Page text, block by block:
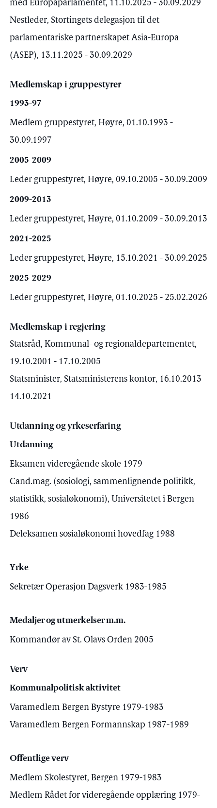
med Europaparlamentet, 11.10.2025 - 30.09.2029
Nestleder, Stortingets delegasjon til det
parlamentariske partnerskapet Asia-Europa
(ASEP), 13.11.2025 - 30.09.2029
Medlemskap i gruppestyrer
1993-97
Medlem gruppestyret, Høyre, 01.10.1993 -
30.09.1997
2005-2009
Leder gruppestyret, Høyre, 09.10.2005 - 30.09.2009
2009-2013
Leder gruppestyret, Høyre, 01.10.2009 - 30.09.2013
2021-2025
Leder gruppestyret, Høyre, 15.10.2021 - 30.09.2025
2025-2029
Leder gruppestyret, Høyre, 01.10.2025 - 25.02.2026
Medlemskap i regjering
Statsråd, Kommunal- og regionaldepartementet,
19.10.2001 - 17.10.2005
Statsminister, Statsministerens kontor, 16.10.2013 -
14.10.2021
Utdanning og yrkeserfaring
Utdanning
Eksamen videregående skole 1979
Cand.mag. (sosiologi, sammenlignende politikk,
statistikk, sosialøkonomi), Universitetet i Bergen
1986
Deleksamen sosialøkonomi hovedfag 1988
Yrke
Sekretær Operasjon Dagsverk 1983-1985
Medaljer og utmerkelser m.m.
Kommandør av St. Olavs Orden 2005
Verv
Kommunalpolitisk aktivitet
Varamedlem Bergen Bystyre 1979-1983
Varamedlem Bergen Formannskap 1987-1989
Offentlige verv
Medlem Skolestyret, Bergen 1979-1983
Medlem Rådet for videregående opplæring 1979-